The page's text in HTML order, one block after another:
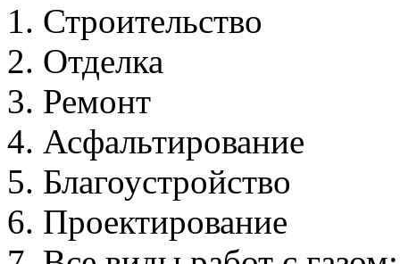
Строительство
Отделка
Ремонт
Асфальтирование
Благоустройство
Проектирование